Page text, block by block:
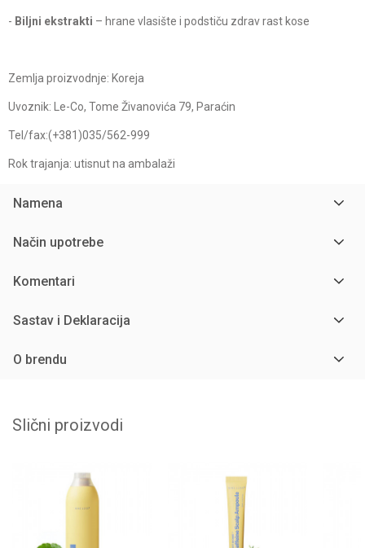
- Biljni ekstrakti – hrane vlasište i podstiču zdrav rast kose
Zemlja proizvodnje: Koreja
Uvoznik: Le-Co, Tome Živanovića 79, Paraćin
Tel/fax:(+381)035/562-999
Rok trajanja: utisnut na ambalaži
Namena
Način upotrebe
Komentari
Sastav i Deklaracija
O brendu
Slični proizvodi